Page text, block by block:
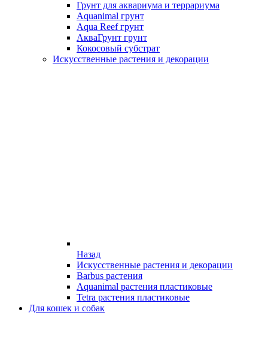
Грунт для аквариума и террариума
Aquanimal грунт
Aqua Reef грунт
АкваГрунт грунт
Кокосовый субстрат
Искусственные растения и декорации
Назад
Искусственные растения и декорации
Barbus растения
Aquanimal растения пластиковые
Tetra растения пластиковые
Для кошек и собак